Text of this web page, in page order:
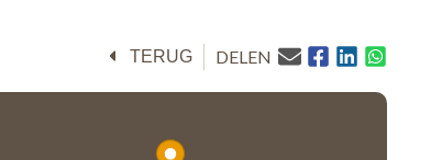
TERUG DELEN